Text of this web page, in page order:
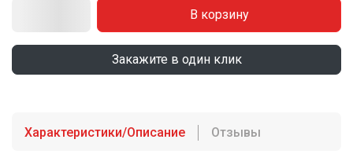
В корзину
Закажите в один клик
Характеристики/Описание Отзывы